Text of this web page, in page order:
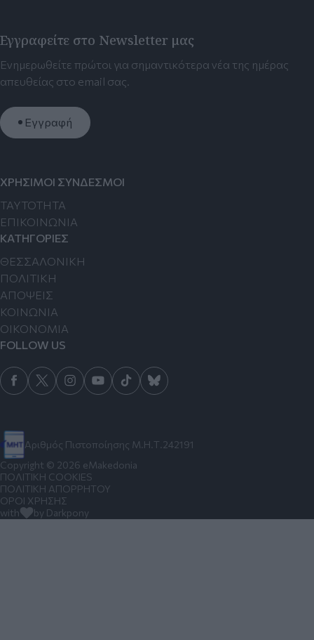
Εγγραφείτε στο Newsletter μας
Ενημερωθείτε πρώτοι για σημαντικότερα νέα της ημέρας
απευθείας στο email σας.
Εγγραφή
Αριθμός Πιστοποίησης Μ.Η.Τ.242191
ΧΡΗΣΙΜΟΙ ΣΥΝΔΕΣΜΟΙ
TAYTOTHTA
ΕΠΙΚΟΙΝΩΝΙΑ
ΚΑΤΗΓΟΡΙΕΣ
ΘΕΣΣΑΛΟΝΙΚΗ
ΠΟΛΙΤΙΚΗ
ΑΠΟΨΕΙΣ
ΚΟΙΝΩΝΙΑ
ΟΙΚΟΝΟΜΙΑ
FOLLOW US
Copyright © 2026 eMakedonia
ΠΟΛΙΤΙΚΗ COOKIES
ΠΟΛΙΤΙΚΗ ΑΠΟΡΡΗΤΟΥ
ΟΡΟΙ ΧΡΗΣΗΣ
with
by Darkpony